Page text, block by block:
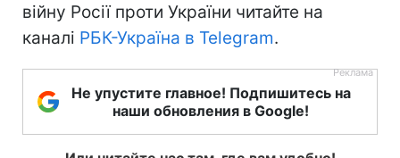
війну Росії проти України читайте на
каналі РБК-Україна в Telegram.
Не упустите главное! Подпишитесь на
наши обновления в Google!